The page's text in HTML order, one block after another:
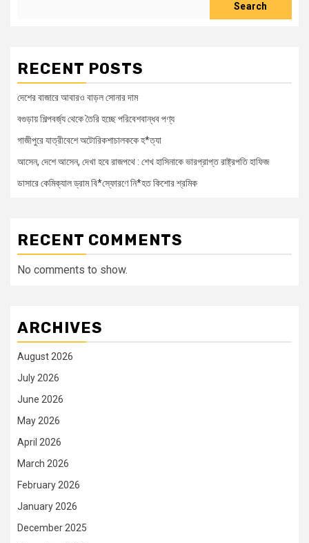
Search
RECENT POSTS
দেশের বাজারে আবারও বাড়ল সোনার দাম
বগুড়ায় শিল্পবর্জ্য থেকে তৈরি হচ্ছে পরিবেশবান্ধব পণ্য
গাজীপুরে যাত্রীবেশে অটোরিকশাচালককে হ*ত্যা
আসেন, দেশে আসেন, দেখা হবে রাজপথে : শেখ হাসিনাকে ভারপ্রাপ্ত রাষ্ট্রপতি হাফিজ
ডাসারে কেমিক্যাল ড্রাম বি*স্ফোরণে নি*হত কিশোর শ্রমিক
RECENT COMMENTS
No comments to show.
ARCHIVES
August 2026
July 2026
June 2026
May 2026
April 2026
March 2026
February 2026
January 2026
December 2025